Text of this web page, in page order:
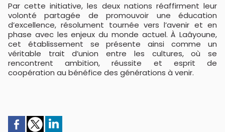
Par cette initiative, les deux nations réaffirment leur
volonté partagée de promouvoir une éducation
d’excellence, résolument tournée vers l’avenir et en
phase avec les enjeux du monde actuel. À Laâyoune,
cet établissement se présente ainsi comme un
véritable trait d’union entre les cultures, où se
rencontrent ambition, réussite et esprit de
coopération au bénéfice des générations à venir.